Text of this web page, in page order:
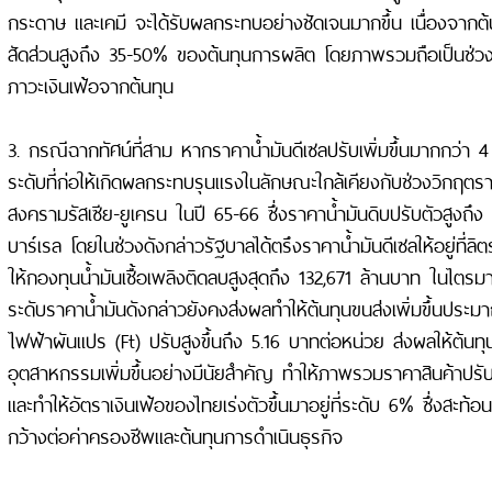
กระดาษ และเคมี จะได้รับผลกระทบอย่างชัดเจนมากขึ้น เนื่องจา
สัดส่วนสูงถึง 35-50% ของต้นทุนการผลิต โดยภาพรวมถือเป็นช่วง
ภาวะเงินเฟ้อจากต้นทุน
3. กรณีฉากทัศน์ที่สาม หากราคาน้ำมันดีเซลปรับเพิ่มขึ้นมากกว่า
ระดับที่ก่อให้เกิดผลกระทบรุนแรงในลักษณะใกล้เคียงกับช่วงวิกฤต
สงครามรัสเซีย-ยูเครน ในปี 65-66 ซึ่งราคาน้ำมันดิบปรับตัวสูงถึ
บาร์เรล โดยในช่วงดังกล่าวรัฐบาลได้ตรึงราคาน้ำมันดีเซลให้อยู่ที่
ให้กองทุนน้ำมันเชื้อเพลิงติดลบสูงสุดถึง 132,671 ล้านบาท ในไตร
ระดับราคาน้ำมันดังกล่าวยังคงส่งผลทำให้ต้นทุนขนส่งเพิ่มขึ้นปร
ไฟฟ้าผันแปร (Ft) ปรับสูงขึ้นถึง 5.16 บาทต่อหน่วย ส่งผลให้ต้น
อุตสาหกรรมเพิ่มขึ้นอย่างมีนัยสำคัญ ทำให้ภาพรวมราคาสินค้าปรั
และทำให้อัตราเงินเฟ้อของไทยเร่งตัวขึ้นมาอยู่ที่ระดับ 6% ซึ่งสะท้
กว้างต่อค่าครองชีพและต้นทุนการดำเนินธุรกิจ